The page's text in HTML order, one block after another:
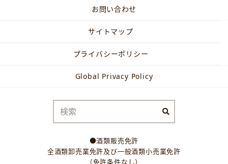
お問い合わせ
サイトマップ
プライバシーポリシー
Global Privacy Policy
●酒類販売免許
全酒類卸売業免許及び一般酒類小売業免許
（免許条件なし）